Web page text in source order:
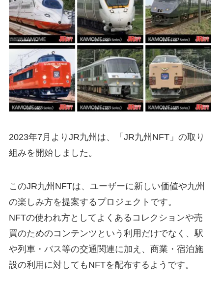
2023年7月よりJR九州は、「JR九州NFT」の取り
組みを開始しました。
このJR九州NFTは、ユーザーに新しい価値や九州
の楽しみ方を提案するプロジェクトです。
NFTの使われ方としてよくあるコレクションや売
買のためのコンテンツという利用だけでなく、駅
や列車・バス等の交通関連に加え、商業・宿泊施
設の利用に対してもNFTを配布するようです。